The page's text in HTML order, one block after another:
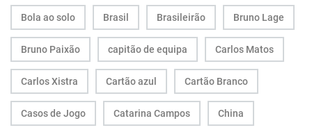
Bola ao solo Brasil Brasileirão Bruno Lage
Bruno Paixão capitão de equipa Carlos Matos
Carlos Xistra Cartão azul Cartão Branco
Casos de Jogo Catarina Campos China